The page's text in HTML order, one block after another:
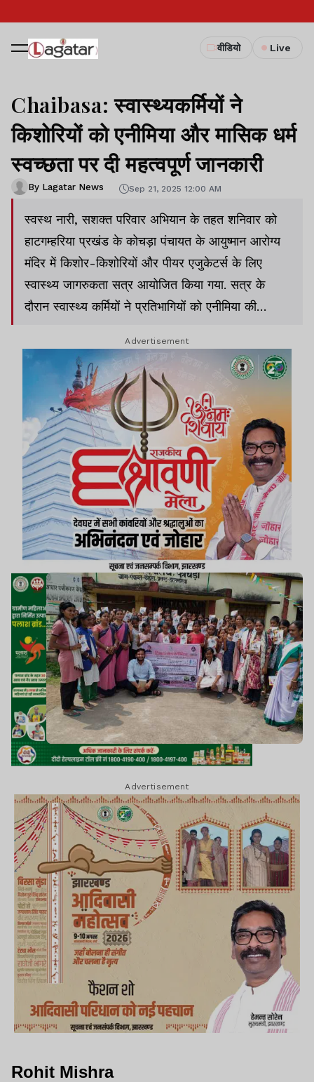
वीडियो Live
Chaibasa: स्वास्थ्यकर्मियों ने
किशोरियों को एनीमिया और मासिक धर्म
स्वच्छता पर दी महत्वपूर्ण जानकारी
By Lagatar News Sep 21, 2025 12:00 AM
स्वस्थ नारी, सशक्त परिवार अभियान के तहत शनिवार को
हाटगम्हरिया प्रखंड के कोचड़ा पंचायत के आयुष्मान आरोग्य
मंदिर में किशोर-किशोरियों और पीयर एजुकेटर्स के लिए
स्वास्थ्य जागरुकता सत्र आयोजित किया गया. सत्र के
दौरान स्वास्थ्य कर्मियों ने प्रतिभागियों को एनीमिया की
Advertisement
Advertisement
Rohit Mishra